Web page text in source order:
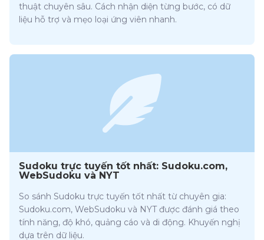
thuật chuyên sâu. Cách nhận diện từng bước, có dữ
liệu hỗ trợ và mẹo loại ứng viên nhanh.
Sudoku trực tuyến tốt nhất: Sudoku.com,
WebSudoku và NYT
So sánh Sudoku trực tuyến tốt nhất từ chuyên gia:
Sudoku.com, WebSudoku và NYT được đánh giá theo
tính năng, độ khó, quảng cáo và di động. Khuyến nghị
dựa trên dữ liệu.